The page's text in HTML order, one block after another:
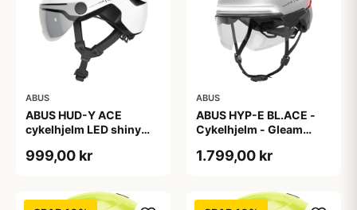
ABUS
ABUS HUD-Y ACE
cykelhjelm LED shiny
999,00 kr
ABUS
ABUS HYP-E BL.ACE -
Cykelhjelm - Gleam
1.799,00 kr